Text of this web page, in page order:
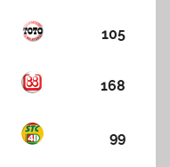
105
168
99